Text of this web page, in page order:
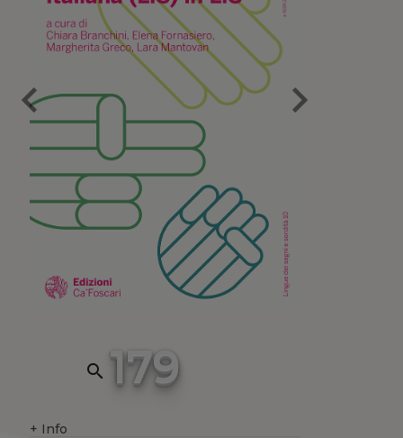
chevron_left chevron_right
search 179
+ Info